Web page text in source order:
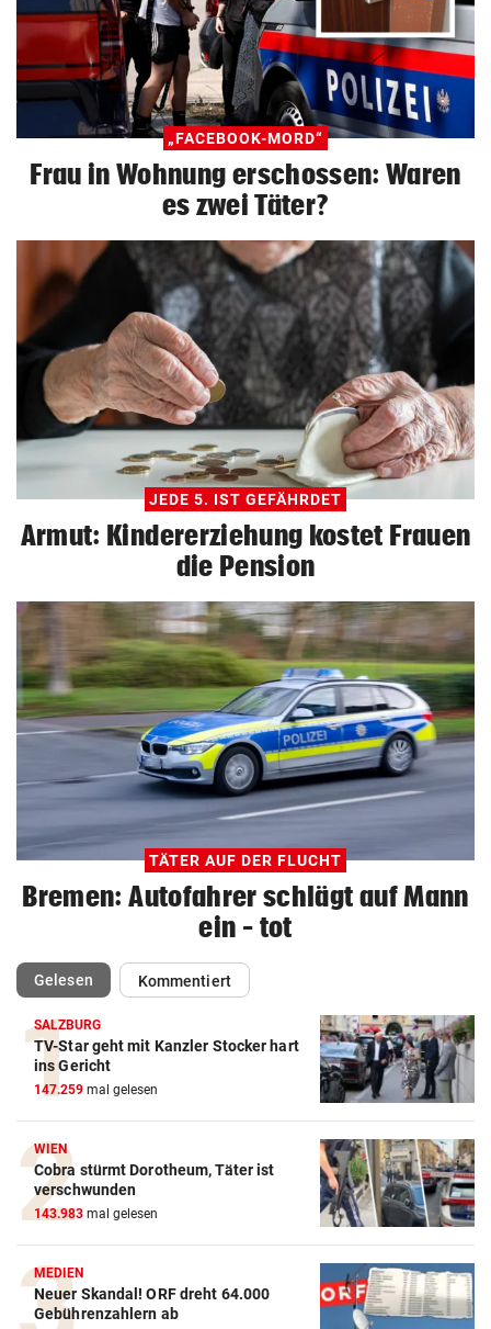
„FACEBOOK-MORD“
Frau in Wohnung erschossen: Waren
es zwei Täter?
JEDE 5. IST GEFÄHRDET
Armut: Kindererziehung kostet Frauen
die Pension
TÄTER AUF DER FLUCHT
Bremen: Autofahrer schlägt auf Mann
ein – tot
Gelesen(ausgewählt)Kommentiert
SALZBURG
TV-Star geht mit Kanzler Stocker hart
ins Gericht
147.259 mal gelesen
WIEN
Cobra stürmt Dorotheum, Täter ist
verschwunden
143.983 mal gelesen
MEDIEN
Neuer Skandal! ORF dreht 64.000
Gebührenzahlern ab